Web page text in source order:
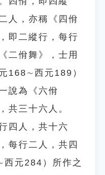
人，亦稱《四佾
即二縱行，每行
二佾舞》，士用
168∼西元189）
說為《六佾
共三十六人。
四人，共十六
每行二人，共四
元284）所作之